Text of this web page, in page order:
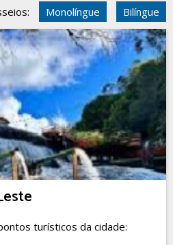
Monolíngue Bilíngue
turísticos da cidade: